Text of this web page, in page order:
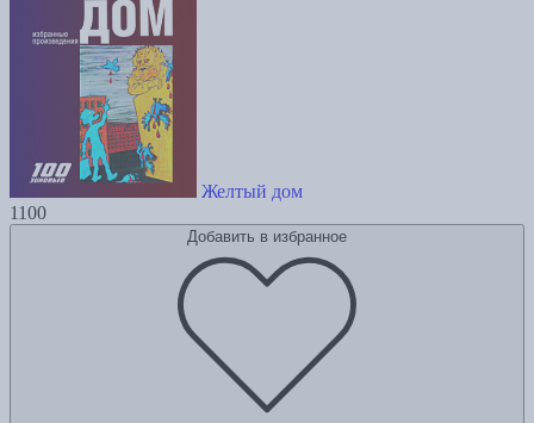
Желтый дом
1100
Добавить в избранное